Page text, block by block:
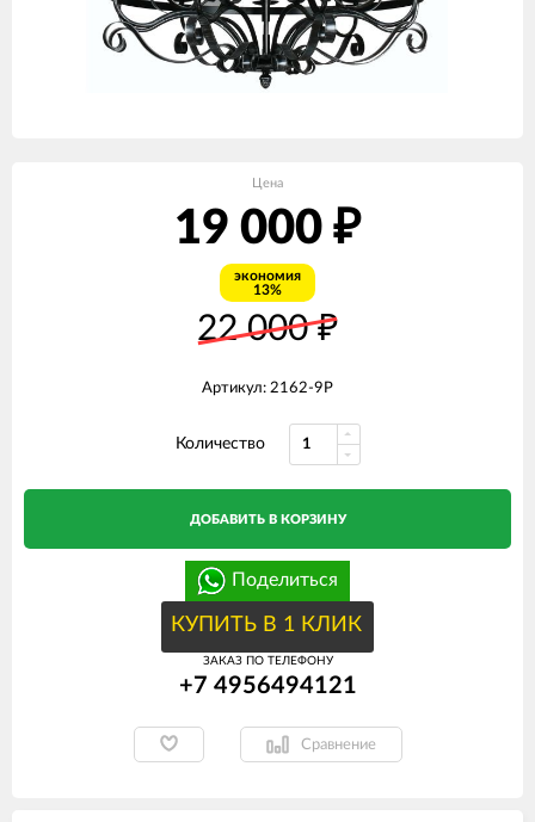
Цена
19 000 ₽
экономия
13%
22 000₽
Артикул: 2162-9P
Количество
ДОБАВИТЬ В КОРЗИНУ
Поделиться
КУПИТЬ В 1 КЛИК
ЗАКАЗ ПО ТЕЛЕФОНУ
+7 4956494121
Сравнение